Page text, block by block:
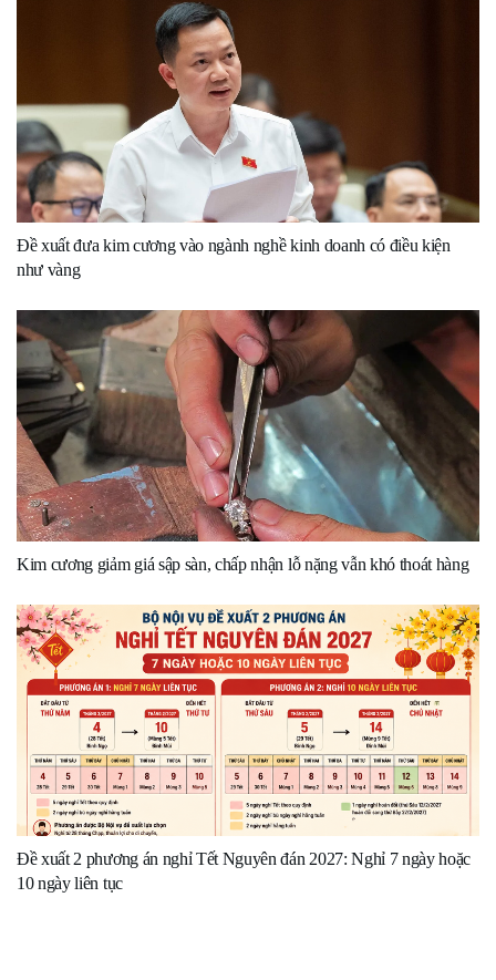
Đề xuất đưa kim cương vào ngành nghề kinh doanh có điều kiện
như vàng
Kim cương giảm giá sập sàn, chấp nhận lỗ nặng vẫn khó thoát hàng
Đề xuất 2 phương án nghỉ Tết Nguyên đán 2027: Nghỉ 7 ngày hoặc
10 ngày liên tục